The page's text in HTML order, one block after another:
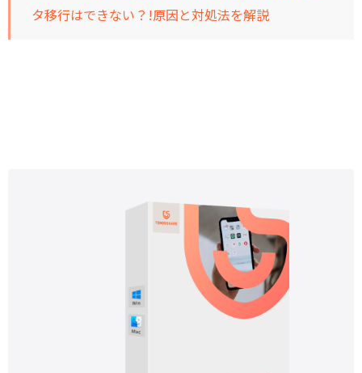
タ移行はできない？!原因と対処法を解説